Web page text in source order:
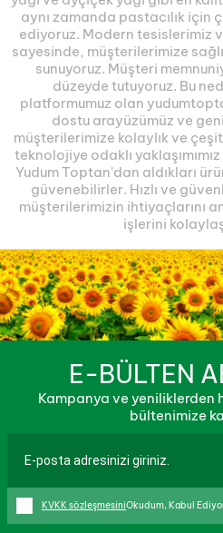
aynı zamanda pastacılık için
ediyoruz. Modern tesislerimiz
sayesinde, müşterilerimize
sunuyoruz. Müşteri
düzeyde tutuyoruz. Bu
platformumuz olan
dostu arayüzümüz ve
müşterilerimize kolaylık ve
teknolojiye odaklı
Yudum Toptan'dan aldıkları
güvenebilirler. Hızlı ve
müşterilerimizin ihtiyaçlarını
işlerini
E-BÜLTEN
Kampanya ve
bültenimize
KVKK sözleşmesiniOkudum, Kabul